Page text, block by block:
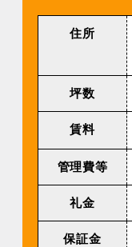
住所
坪数
賃料
管理費等
礼金
保証金